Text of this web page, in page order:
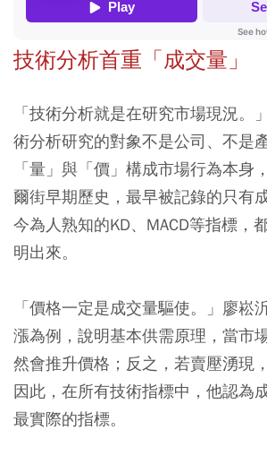
技術分析首重「成交量」
「技術分析就是在研究市場現況。
術分析研究的對象不是公司、不是
「量」與「價」構成市場行為本身
爾街早期歷史，最早被記錄的只有
今為人熟知的KD、MACD等指標，
明出來。
「價格一定是成交量驅使。」廖崧
漲為例，說明基本供需原理，當市
然會推升價格；反之，若賣壓湧現
因此，在所有技術指標中，他認為
最實際的指標。